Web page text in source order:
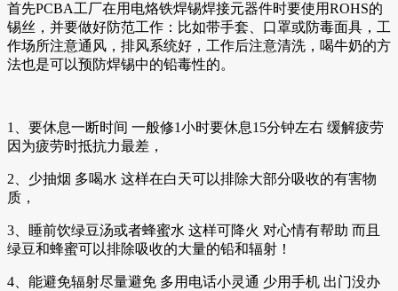
首先PCBA工厂在用电烙铁焊锡焊接元器件时要使用ROHS的
锡丝，并要做好防范工作：比如带手套、口罩或防毒面具，工
作场所注意通风，排风系统好，工作后注意清洗，喝牛奶的方
法也是可以预防焊锡中的铅毒性的。
1、要休息一断时间 一般修1小时要休息15分钟左右 缓解疲劳
因为疲劳时抵抗力最差，
2、少抽烟 多喝水 这样在白天可以排除大部分吸收的有害物
质，
3、睡前饮绿豆汤或者蜂蜜水 这样可降火 对心情有帮助 而且
绿豆和蜂蜜可以排除吸收的大量的铅和辐射！
4、能避免辐射尽量避免 多用电话小灵通 少用手机 出门没办